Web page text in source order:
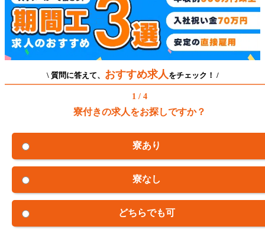
\ 質問に答えて、 おすすめ求人 をチェック！ /
1 / 4
寮付きの求人をお探しですか？
寮あり
寮なし
どちらでも可